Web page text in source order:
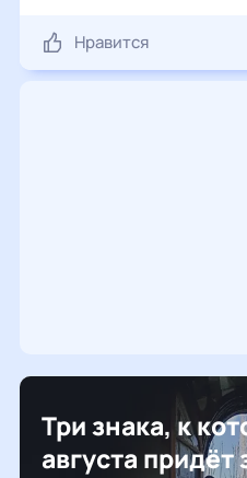
Нравится
Три знака, к
августа придёт